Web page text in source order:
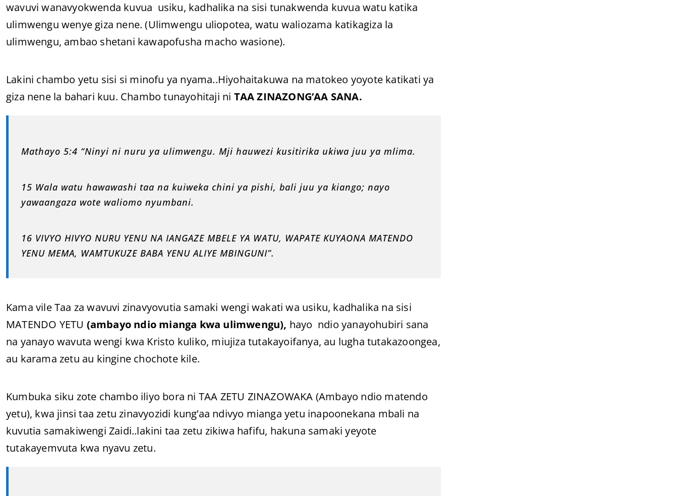
wavuvi wanavyokwenda kuvua usiku, kadhalika na sisi tunakwenda kuvua watu katika
ulimwengu wenye giza nene. (Ulimwengu uliopotea, watu waliozama katikagiza la
ulimwengu, ambao shetani kawapofusha macho wasione).
Lakini chambo yetu sisi si minofu ya nyama..Hiyohaitakuwa na matokeo yoyote katikati ya
giza nene la bahari kuu. Chambo tunayohitaji ni TAA ZINAZONG’AA SANA.
Mathayo 5:4 “Ninyi ni nuru ya ulimwengu. Mji hauwezi kusitirika ukiwa juu ya mlima.
15 Wala watu hawawashi taa na kuiweka chini ya pishi, bali juu ya kiango; nayo
yawaangaza wote waliomo nyumbani.
16 VIVYO HIVYO NURU YENU NA IANGAZE MBELE YA WATU, WAPATE KUYAONA MATENDO
YENU MEMA, WAMTUKUZE BABA YENU ALIYE MBINGUNI”.
Kama vile Taa za wavuvi zinavyovutia samaki wengi wakati wa usiku, kadhalika na sisi
MATENDO YETU (ambayo ndio mianga kwa ulimwengu), hayo ndio yanayohubiri sana
na yanayo wavuta wengi kwa Kristo kuliko, miujiza tutakayoifanya, au lugha tutakazoongea,
au karama zetu au kingine chochote kile.
Kumbuka siku zote chambo iliyo bora ni TAA ZETU ZINAZOWAKA (Ambayo ndio matendo
yetu), kwa jinsi taa zetu zinavyozidi kung’aa ndivyo mianga yetu inapoonekana mbali na
kuvutia samakiwengi Zaidi..lakini taa zetu zikiwa hafifu, hakuna samaki yeyote
tutakayemvuta kwa nyavu zetu.